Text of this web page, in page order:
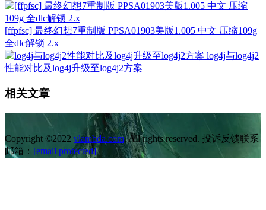
[ffpfsc] 最终幻想7重制版 PPSA01903美版1.005 中文 压缩109g
全dlc解锁 2.x
log4j与log4j2
性能对比及log4j升级至log4j2方案
相关文章
Copyright ©2022 vlambda.com. All rights reserved. 投诉反馈联系
邮箱： [email protected]